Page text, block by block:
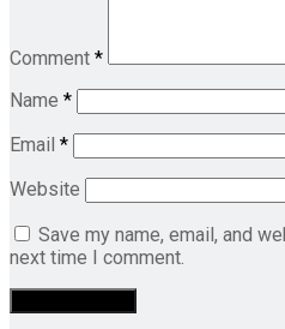
Comment *
Name *
Email *
Website
Save my name, email, and
next time I comment.